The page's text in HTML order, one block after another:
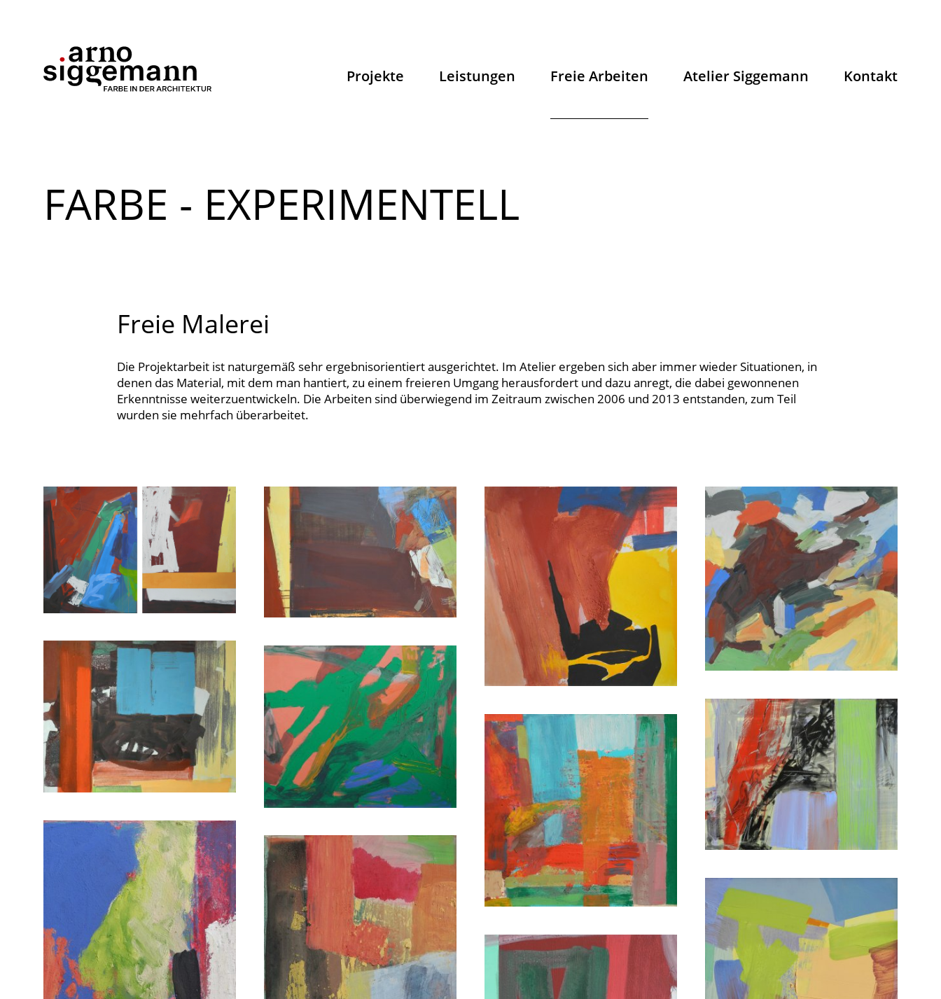
Projekte Leistungen Freie Arbeiten Atelier Siggemann Kontakt
FARBE - EXPERIMENTELL
Freie Malerei
Die Projektarbeit ist naturgemäß sehr ergebnisorientiert ausgerichtet. Im Atelier ergeben sich aber immer wieder Situationen, in
denen das Material, mit dem man hantiert, zu einem freieren Umgang herausfordert und dazu anregt, die dabei gewonnenen
Erkenntnisse weiterzuentwickeln. Die Arbeiten sind überwiegend im Zeitraum zwischen 2006 und 2013 entstanden, zum Teil
wurden sie mehrfach überarbeitet.